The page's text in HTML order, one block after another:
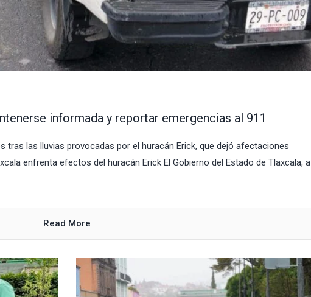
informada y reportar emergencias al 911
tras las lluvias provocadas por el huracán Erick, que dejó afectaciones
enfrenta efectos del huracán Erick El Gobierno del Estado de Tlaxcala, a
Read More